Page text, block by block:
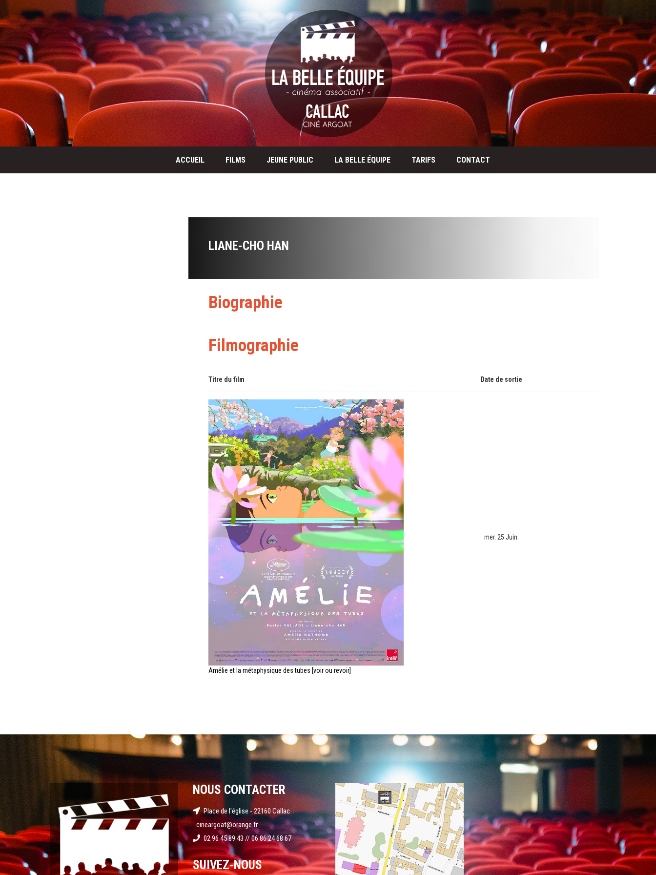
ACCUEIL FILMS JEUNE PUBLIC LA BELLE ÉQUIPE TARIFS CONTACT
LIANE-CHO HAN
Biographie
Filmographie
Titre du film Date de sortie
Amélie et la métaphysique des tubes [voir ou revoir]
mer. 25 Juin.
NOUS CONTACTER
Place de l'église - 22160 Callac
cineargoat@orange.fr
02 96 45 89 43 // 06 86 24 68 67
SUIVEZ-NOUS